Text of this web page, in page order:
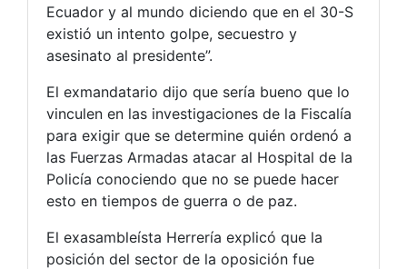
Ecuador y al mundo diciendo que en el 30-S
existió un intento golpe, secuestro y
asesinato al presidente”.
El exmandatario dijo que sería bueno que lo
vinculen en las investigaciones de la Fiscalía
para exigir que se determine quién ordenó a
las Fuerzas Armadas atacar al Hospital de la
Policía conociendo que no se puede hacer
esto en tiempos de guerra o de paz.
El exasambleísta Herrería explicó que la
posición del sector de la oposición fue